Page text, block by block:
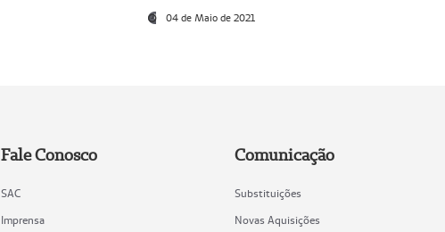
04 de Maio de 2021
Fale Conosco
SAC
Imprensa
Comunicação
Substituições
Novas Aquisições